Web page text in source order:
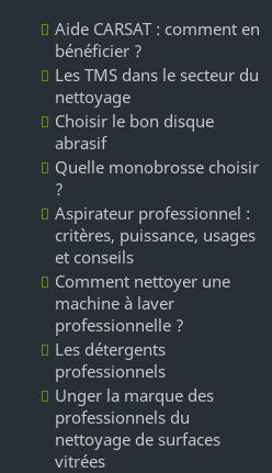
Aide CARSAT : comment en
bénéficier ?
Les TMS dans le secteur du
nettoyage
Choisir le bon disque
abrasif
Quelle monobrosse choisir
?
Aspirateur professionnel :
critères, puissance, usages
et conseils
Comment nettoyer une
machine à laver
professionnelle ?
Les détergents
professionnels
Unger la marque des
professionnels du
nettoyage de surfaces
vitrées